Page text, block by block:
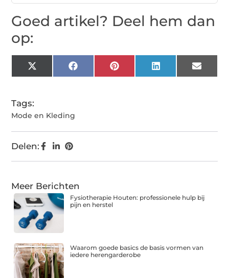
Goed artikel? Deel hem dan
op:
X
(Twitter)
FacebookPinterestLinkedIn Email
Tags:
Mode en Kleding
Delen:
Meer Berichten
Fysiotherapie Houten: professionele hulp bij
pijn en herstel
Waarom goede basics de basis vormen van
iedere herengarderobe